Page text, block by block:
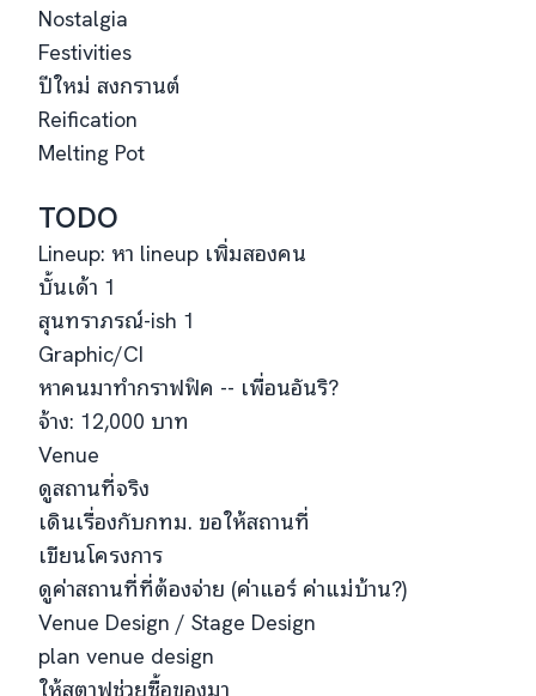
Nostalgia
Festivities
ปีใหม่ สงกรานต์
Reification
Melting Pot
TODO
Lineup: หา lineup เพิ่มสองคน
บั้นเด้า 1
สุนทราภรณ์-ish 1
Graphic/CI
หาคนมาทำกราฟฟิค -- เพื่อนอันริ?
จ้าง: 12,000 บาท
Venue
ดูสถานที่จริง
เดินเรื่องกับกทม. ขอให้สถานที่
เขียนโครงการ
ดูค่าสถานที่ที่ต้องจ่าย (ค่าแอร์ ค่าแม่บ้าน?)
Venue Design / Stage Design
plan venue design
ให้สตาฟช่วยซื้อของมา